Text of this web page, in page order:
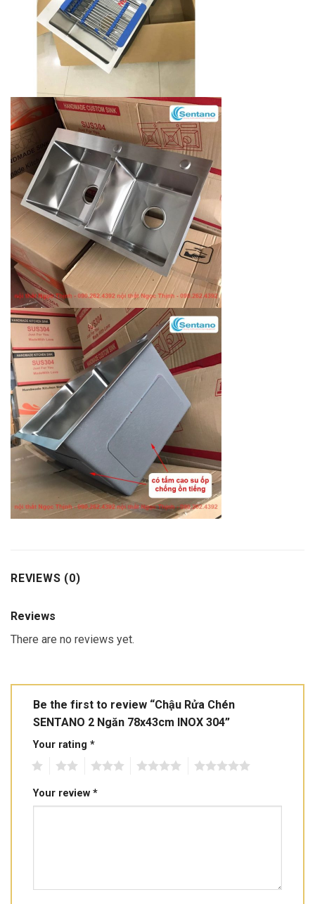
REVIEWS (0)
Reviews
There are no reviews yet.
Be the first to review “Chậu Rửa Chén
SENTANO 2 Ngăn 78x43cm INOX 304”
Your rating *
Your review *